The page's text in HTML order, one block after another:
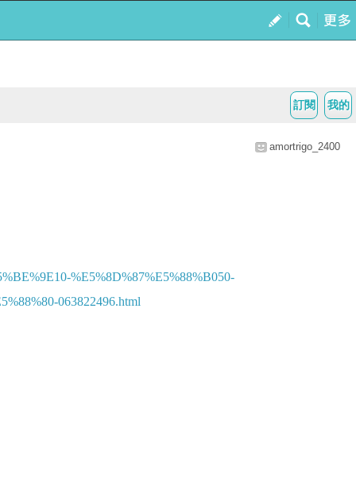
我的
訂閱
amortrigo_2400
%E5%8D%87%E5%88%B050-
063822496.html